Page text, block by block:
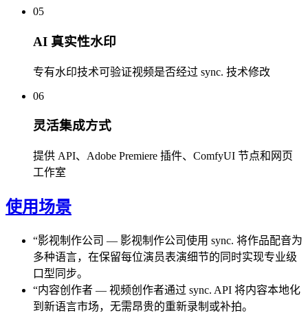
05
AI 真实性水印
专有水印技术可验证视频是否经过 sync. 技术修改
06
灵活集成方式
提供 API、Adobe Premiere 插件、ComfyUI 节点和网页
工作室
使用场景
“影视制作公司 — 影视制作公司使用 sync. 将作品配音为
多种语言，在保留每位演员表演细节的同时实现专业级
口型同步。
“内容创作者 — 视频创作者通过 sync. API 将内容本地化
到新语言市场，无需昂贵的重新录制或补拍。